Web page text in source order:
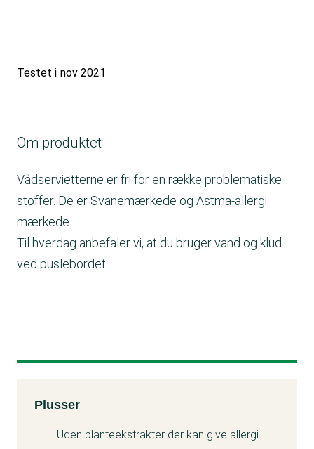
Testet i nov 2021
Om produktet
Vådservietterne er fri for en række problematiske
stoffer. De er Svanemærkede og Astma-allergi
mærkede.
Til hverdag anbefaler vi, at du bruger vand og klud
ved puslebordet.
Kemitest
Plusser
Uden planteekstrakter der kan give allergi